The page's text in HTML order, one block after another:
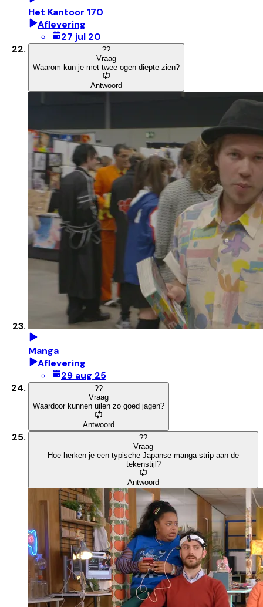
Het Kantoor 170
Aflevering
27 jul 20
??
Vraag
Waarom kun je met twee ogen diepte zien?
Antwoord
Manga
Aflevering
29 aug 25
??
Vraag
Waardoor kunnen uilen zo goed jagen?
Antwoord
??
Vraag
Hoe herken je een typische Japanse manga-strip aan de
tekenstijl?
Antwoord